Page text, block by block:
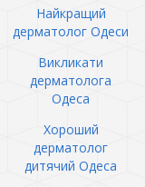
Найкращий
дерматолог Одеси
Викликати
дерматолога
Одеса
Хороший
дерматолог
дитячий Одеса